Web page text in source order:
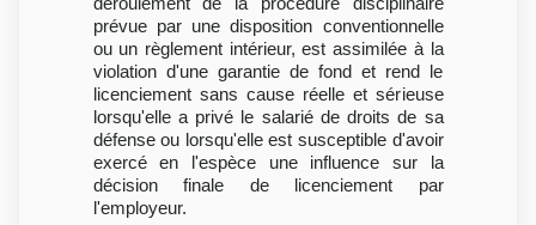
prévue par une disposition conventionnelle
ou un règlement intérieur, est assimilée à la
violation d'une garantie de fond et rend le
licenciement sans cause réelle et sérieuse
lorsqu'elle a privé le salarié de droits de sa
défense ou lorsqu'elle est susceptible d'avoir
exercé en l'espèce une influence sur la
décision finale de licenciement par
l'employeur.